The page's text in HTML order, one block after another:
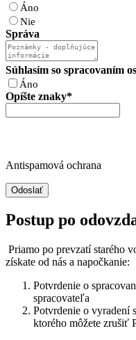
Áno
Nie
Správa
Súhlasím so spracovaním
Áno
Opíšte znaky*
Antispamová ochrana
Contact
Email*
Odoslať
Postup po
Priamo po prevzatí starého
získate od nás a napočkanie:
Potvrdenie o
spracovateľa
Potvrdenie o vyradení
ktorého môžete zrušiť